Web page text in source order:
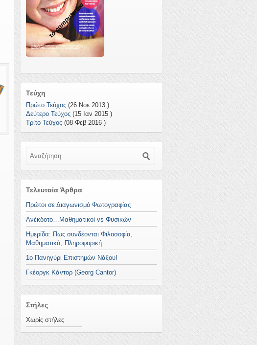
το computerάκι
Τεύχη
Πρώτο Τεύχος (26 Νοε 2013 )
Δεύτερο Τεύχος (15 Ιαν 2015 )
Τρίτο Τεύχος (08 Φεβ 2016 )
Τελευταία Άρθρα
Πρώτοι σε Διαγωνισμό Φωτογραφίας
Ανέκδοτο…Μαθηματικοί vs Φυσικών
Ημερίδα: Πως συνδέονται Φιλοσοφία,
Μαθηματικά, Πληροφορική
1ο Πανηγύρι Επιστημών Νάξου!
Γκέοργκ Κάντορ (Georg Cantor)
Στήλες
Χωρίς στήλες